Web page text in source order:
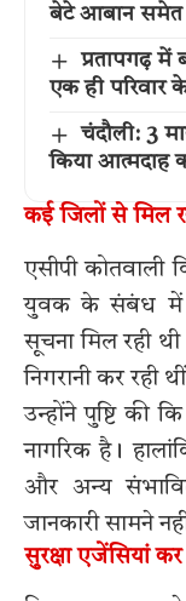
बेटे आबान समेत
प्रतापगढ़ में
एक ही परिवार
चंदौली: 3
किया आत्मदाह
कई जिलों से मिल
एसीपी कोतवाली
युवक के संबंध में
सूचना मिल रही
निगरानी कर रही
उन्होंने पुष्टि की
नागरिक है।
और अन्य
जानकारी सामने
सुरक्षा एजेंसियां